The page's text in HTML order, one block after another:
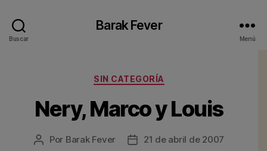
Buscar
Barak Fever
Menú
Categorías
SIN CATEGORÍA
Nery, Marco y Louis
Autor
Por Barak Fever
Fecha21 de abril de 2007